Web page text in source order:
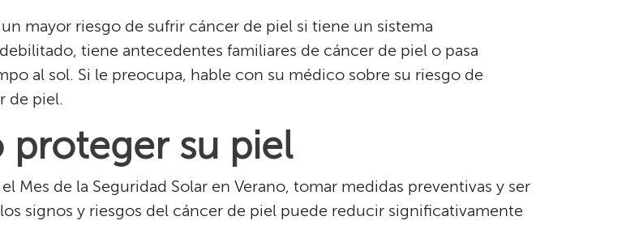
mayor riesgo de sufrir cáncer de piel si tiene un sistema
tiene antecedentes familiares de cáncer de piel o pasa
al sol. Si le preocupa, hable con su médico sobre su riesgo de
de piel.​​
proteger su piel​​
Mes de la Seguridad Solar en Verano, tomar medidas preventivas y ser
signos y riesgos del cáncer de piel puede reducir significativamente